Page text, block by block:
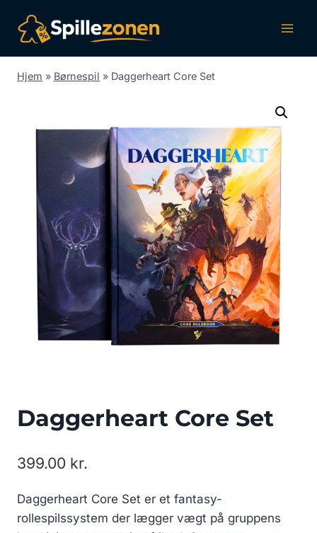
indhold
Hjem » Børnespil » Daggerheart Core Set
Daggerheart Core Set
399.00 kr.
Daggerheart Core Set er et fantasy-
rollespilssystem der lægger vægt på gruppens